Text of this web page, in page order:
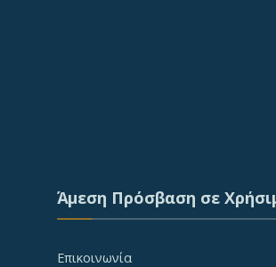
Άμεση Πρόσβαση σε
Επικοινωνία